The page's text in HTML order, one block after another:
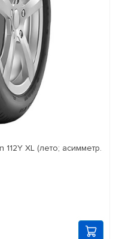
XL (лето; асимметр.